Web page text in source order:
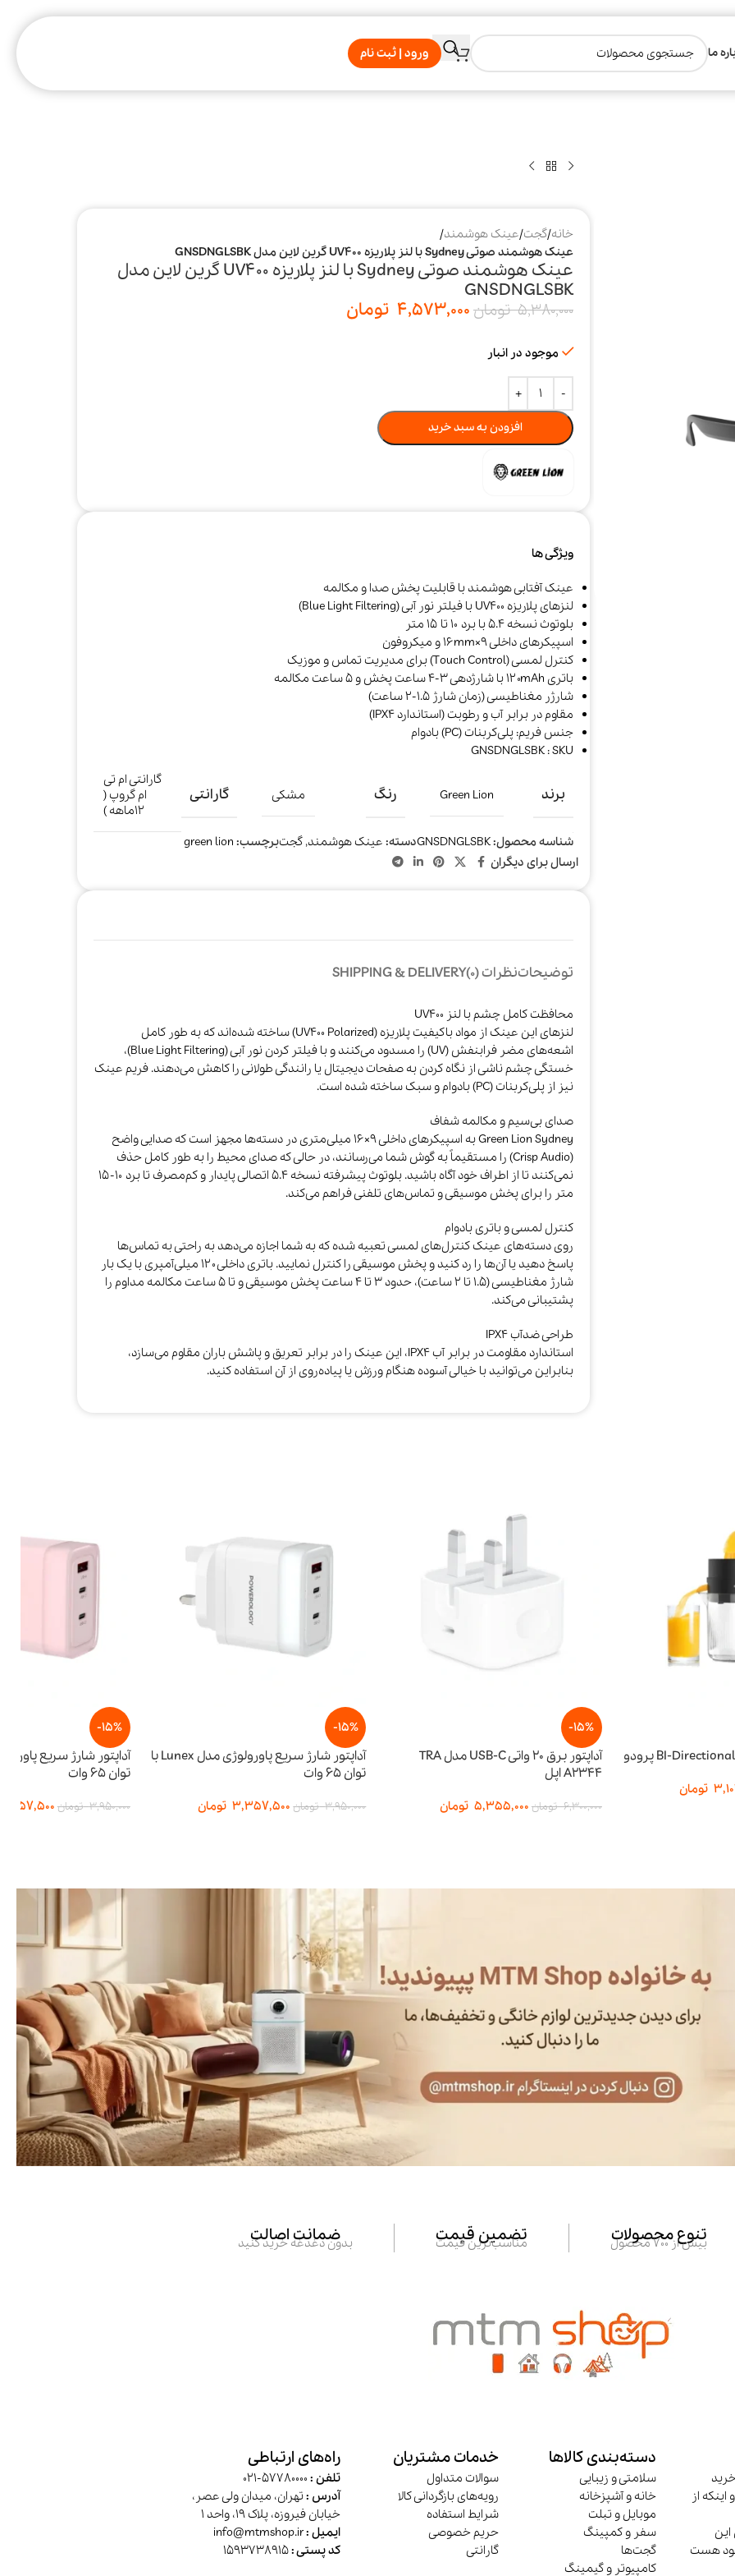
خوشبو کننده هوا
سرمایش و
گرمایش
صوتی و تصویری
ما ورود | ثبت نام
خانه/گجت/عینک هوشمند/
عینک هوشمند صوتی Sydney با لنز پلاریزه UV400 گرین لاین مدل GNSDNGLSBK
عینک هوشمند صوتی Sydney با لنز پلاریزه UV400 گرین لاین مدل
GNSDNGLSBK
5,380,000 تومان4,573,000 تومان
موجود در انبار
افزودن به سبد خرید
ویژگی ها
عینک آفتابی هوشمند با قابلیت پخش صدا و مکالمه
لنزهای پلاریزه UV400 با فیلتر نور آبی (Blue Light Filtering)
بلوتوث نسخه ۵.۴ با برد ۱۰ تا ۱۵ متر
اسپیکرهای داخلی ۹×۱۶mm و میکروفون
کنترل لمسی (Touch Control) برای مدیریت تماس و موزیک
باتری ۱۲۰mAh با شارژدهی ۳-۴ ساعت پخش و ۵ ساعت مکالمه
شارژر مغناطیسی (زمان شارژ ۱.۵-۲ ساعت)
مقاوم در برابر آب و رطوبت (استاندارد IPX4)
جنس فریم: پلی‌کربنات (PC) بادوام
GNSDNGLSBK : SKU
برند Green Lion رنگ مشکی گارانتی
گارانتی ام تی
ام گروپ (
۱۲ماهه )
شناسه محصول:GNSDNGLSBKدسته: عینک هوشمند, گجتبرچسب: green lion
ارسال برای دیگران
توضیحاتنظرات (0) SHIPPING & DELIVERY
محافظت کامل چشم با لنز UV400
لنزهای این عینک از مواد باکیفیت پلاریزه (UV400 Polarized) ساخته شده‌اند که به طور کامل
اشعه‌های مضر فرابنفش (UV) را مسدود می‌کنند و با فیلتر کردن نور آبی (Blue Light Filtering)،
خستگی چشم ناشی از نگاه کردن به صفحات دیجیتال یا رانندگی طولانی را کاهش می‌دهند. فریم عینک
نیز از پلی‌کربنات (PC) بادوام و سبک ساخته شده است.​
صدای بی‌سیم و مکالمه شفاف
Green Lion Sydney به اسپیکرهای داخلی ۹×۱۶ میلی‌متری در دسته‌ها مجهز است که صدایی واضح
(Crisp Audio) را مستقیماً به گوش شما می‌رسانند، در حالی که صدای محیط را به طور کامل حذف
نمی‌کنند تا از اطراف خود آگاه باشید. بلوتوث پیشرفته نسخه ۵.۴ اتصالی پایدار و کم‌مصرف تا برد ۱۰-۱۵
متر را برای پخش موسیقی و تماس‌های تلفنی فراهم می‌کند.​
کنترل لمسی و باتری بادوام
روی دسته‌های عینک کنترل‌های لمسی تعبیه شده که به شما اجازه می‌دهد به راحتی به تماس‌ها
پاسخ دهید یا آن‌ها را رد کنید و پخش موسیقی را کنترل نمایید. باتری داخلی ۱۲۰ میلی‌آمپری با یک بار
شارژ مغناطیسی (۱.۵ تا ۲ ساعت)، حدود ۳ تا ۴ ساعت پخش موسیقی و تا ۵ ساعت مکالمه مداوم را
پشتیبانی می‌کند.​
طراحی ضدآب IPX4
استاندارد مقاومت در برابر آب IPX4، این عینک را در برابر تعریق و پاشش باران مقاوم می‌سازد،
بنابراین می‌توانید با خیالی آسوده هنگام ورزش یا پیاده‌روی از آن استفاده کنید.
آداپتور برق 20 واتی USB-C مدل TRA
5,355,000 تومان
آداپتور شارژ سریع پاورولوژی مدل Lunex با
3,950,000
3,357,500 تومان
آداپتور شارژ سریع پاورولوژی مدل Lunex با
3,950,000 تومان 3,357,500 تومان
تنوع محصولات
بیش از 700 محصول تضمین قیمت
مناسب‌ترین قیمت ضمانت اصالت
بدون دغدغه خرید کنید
از
هست
دسته‌بندی کالاها
سلامتی و زیبایی
خانه و آشپزخانه
موبایل و تبلت
سفر و کمپینگ
گجت‌ها
کامپیوتر و گیمینگ
خدمات مشتریان
سوالات متداول
رویه‌های بازگردانی کالا
شرایط استفاده
حریم خصوصی
گارانتی
راه‌های ارتباطی
تلفن :57780000-021
آدرس :تهران، میدان ولی عصر،
خیابان فیروزه، پلاک 19، واحد 1
ایمیل :info@mtmshop.ir
کد پستی :1593738915